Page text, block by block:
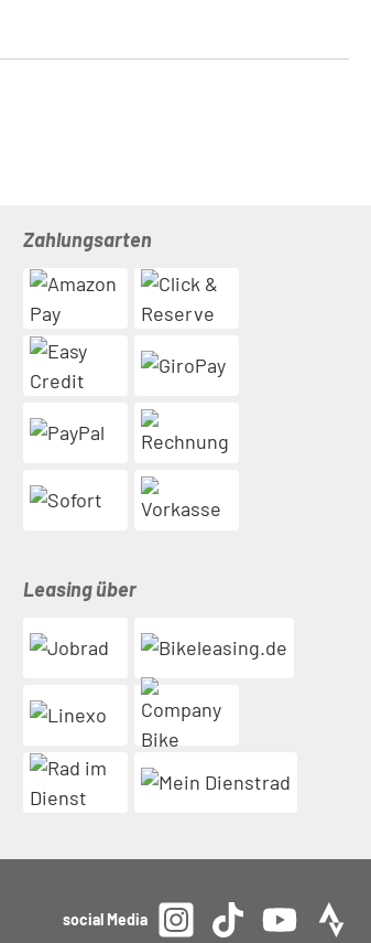
Zahlungsarten
Leasing über
social Media